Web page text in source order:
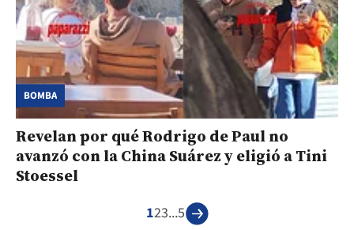
BOMBA
Revelan por qué Rodrigo de Paul no
avanzó con la China Suárez y eligió a Tini
Stoessel
123...5